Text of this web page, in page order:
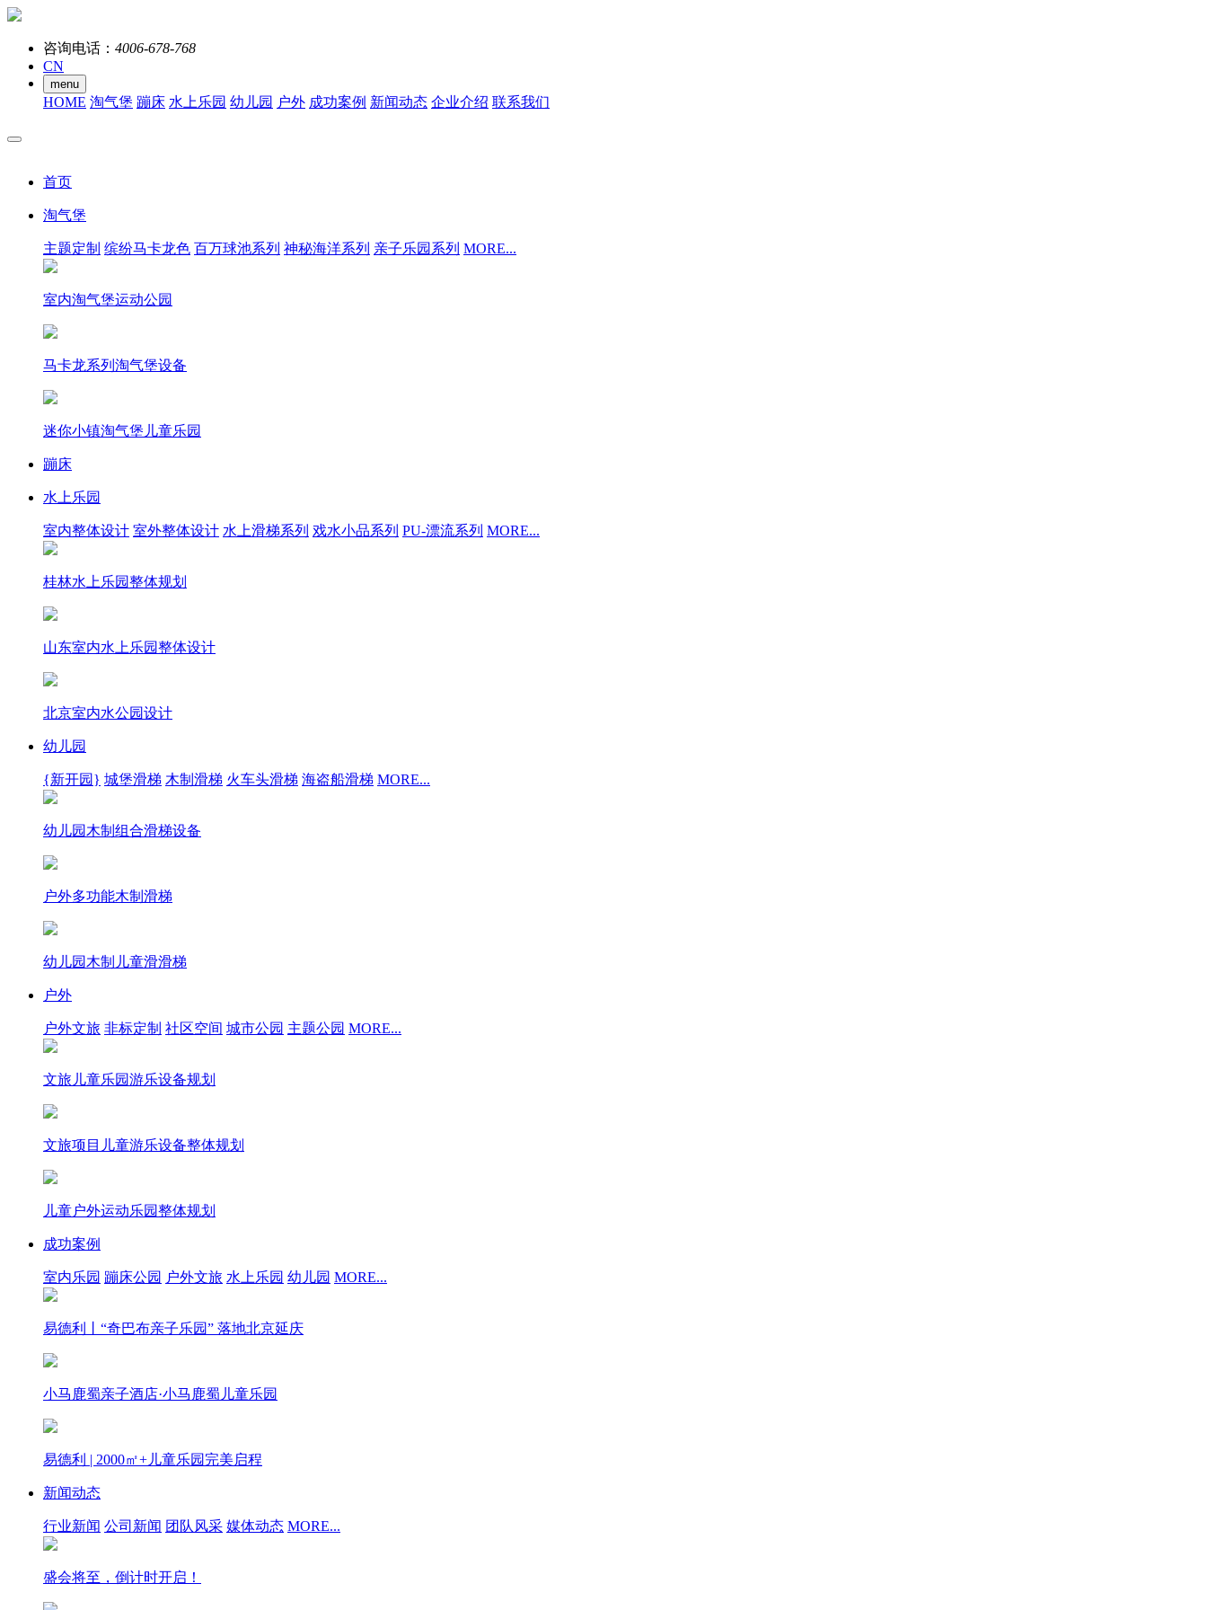
咨询电话： 4006-678-768
CN
menu
HOME 淘气堡 蹦床 水上乐园 幼儿园 户外 成功案例 新闻动态 企业介绍 联系我们
首页
淘气堡
主题定制 缤纷马卡龙色 百万球池系列 神秘海洋系列 亲子乐园系列 MORE...
室内淘气堡运动公园
马卡龙系列淘气堡设备
迷你小镇淘气堡儿童乐园
蹦床
水上乐园
室内整体设计 室外整体设计 水上滑梯系列 戏水小品系列 PU-漂流系列 MORE...
桂林水上乐园整体规划
山东室内水上乐园整体设计
北京室内水公园设计
幼儿园
{新开园} 城堡滑梯 木制滑梯 火车头滑梯 海盗船滑梯 MORE...
幼儿园木制组合滑梯设备
户外多功能木制滑梯
幼儿园木制儿童滑滑梯
户外
户外文旅 非标定制 社区空间 城市公园 主题公园 MORE...
文旅儿童乐园游乐设备规划
文旅项目儿童游乐设备整体规划
儿童户外运动乐园整体规划
成功案例
室内乐园 蹦床公园 户外文旅 水上乐园 幼儿园 MORE...
易德利丨“奇巴布亲子乐园” 落地北京延庆
小马鹿蜀亲子酒店·小马鹿蜀儿童乐园
易德利 | 2000㎡+儿童乐园完美启程
新闻动态
行业新闻 公司新闻 团队风采 媒体动态 MORE...
盛会将至，倒计时开启！